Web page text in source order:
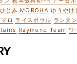
とみ MOROHA ゆうやけ
ロ ライスボウル ランタ
Raymond Team ワ